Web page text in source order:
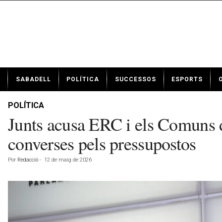
t
SABADELL POLÍTICA SUCCESSOS ESPORTS
POLÍTICA
Junts acusa ERC i els
converses pels pressupostos
Por Redacció - 12 de maig de 2026